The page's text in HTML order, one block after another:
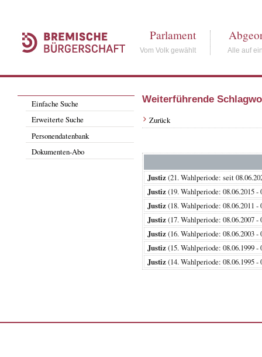
Parlament
Vom Volk gewählt Alle auf
Einfache Suche
Erweiterte Suche
Personendatenbank
Dokumenten-Abo
Weiterführende
Zurück
Justiz(21. Wahlperiode: seit
Justiz(19. Wahlperiode:
Justiz(18. Wahlperiode:
Justiz(17. Wahlperiode:
Justiz(16. Wahlperiode:
Justiz(15. Wahlperiode:
Justiz(14. Wahlperiode: